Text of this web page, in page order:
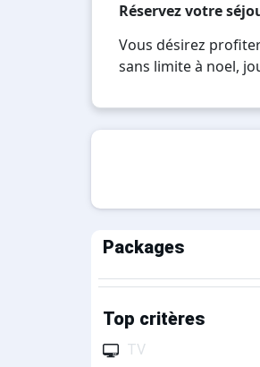
Réservez votre
Vous désirez
sans limite à noel,
montagnards. Pour
souvenirs uniques
Packages
Top critères
TV